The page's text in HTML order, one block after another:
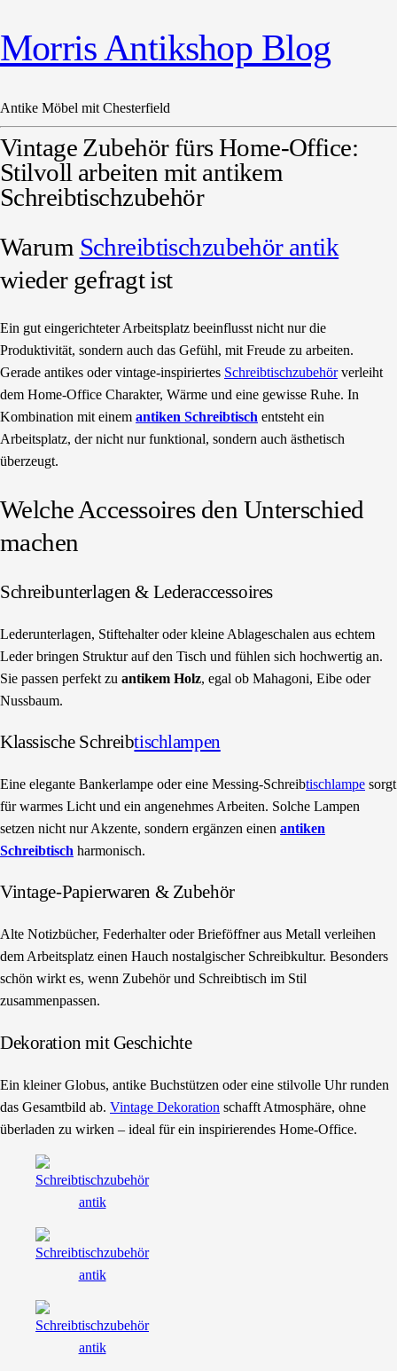
Morris Antikshop Blog
Antike Möbel mit Chesterfield
Vintage Zubehör fürs Home-Office:
Stilvoll arbeiten mit antikem
Schreibtischzubehör
Warum Schreibtischzubehör antik
wieder gefragt ist
Ein gut eingerichteter Arbeitsplatz beeinflusst nicht nur die
Produktivität, sondern auch das Gefühl, mit Freude zu arbeiten.
Gerade antikes oder vintage-inspiriertes Schreibtischzubehörverleiht
dem Home-Office Charakter, Wärme und eine gewisse Ruhe. In
Kombination mit einem antiken Schreibtisch entsteht ein
Arbeitsplatz, der nicht nur funktional, sondern auch ästhetisch
überzeugt.
Welche Accessoires den Unterschied
machen
Schreibunterlagen & Lederaccessoires
Lederunterlagen, Stiftehalter oder kleine Ablageschalen aus echtem
Leder bringen Struktur auf den Tisch und fühlen sich hochwertig an.
Sie passen perfekt zu antikem Holz, egal ob Mahagoni, Eibe oder
Nussbaum.
Klassische Schreibtischlampen
Eine elegante Bankerlampe oder eine Messing-Schreibtischlampe sorgt
für warmes Licht und ein angenehmes Arbeiten. Solche Lampen
setzen nicht nur Akzente, sondern ergänzen einen antiken
Schreibtisch harmonisch.
Vintage-Papierwaren & Zubehör
Alte Notizbücher, Federhalter oder Brieföffner aus Metall verleihen
dem Arbeitsplatz einen Hauch nostalgischer Schreibkultur. Besonders
schön wirkt es, wenn Zubehör und Schreibtisch im Stil
zusammenpassen.
Dekoration mit Geschichte
Ein kleiner Globus, antike Buchstützen oder eine stilvolle Uhr runden
das Gesamtbild ab. Vintage Dekoration schafft Atmosphäre, ohne
überladen zu wirken – ideal für ein inspirierendes Home-Office.